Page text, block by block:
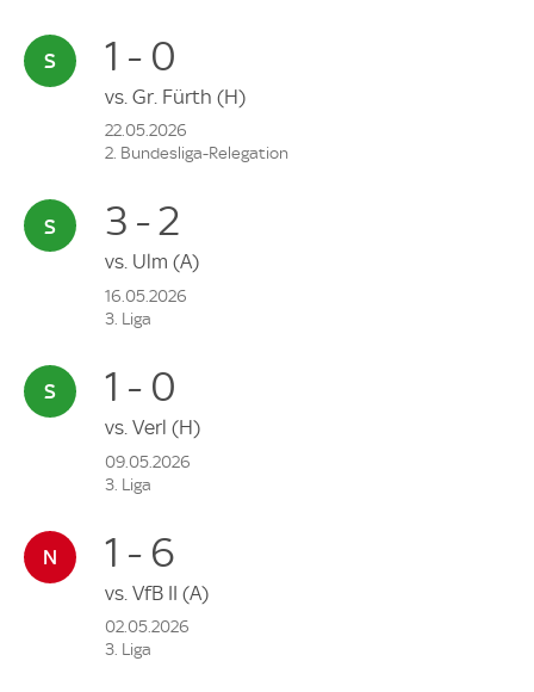
1 - 0
vs. Gr. Fürth (H)
22.05.2026
2. Bundesliga-Relegation
3 - 2
vs. Ulm (A)
16.05.2026
3. Liga
1 - 0
vs. Verl (H)
09.05.2026
3. Liga
1 - 6
vs. VfB II (A)
02.05.2026
3. Liga